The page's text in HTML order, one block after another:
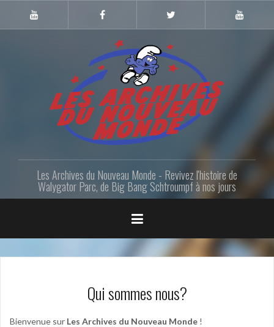
content
Youtube
Gazette
Facebook
Youtube
LANM
Les Archives du Nouveau Monde - Revivez l'histoire de
Walygator Parc, de Big Bang Schtroumpf à nos jours
Qui sommes nous?
Bienvenue sur Les Archives du Nouveau Monde !